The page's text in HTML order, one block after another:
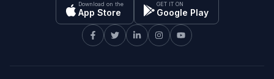
Download on the
App Store
GET IT ON
Google Play